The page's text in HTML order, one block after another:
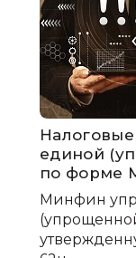
единой
по форме
Минфин